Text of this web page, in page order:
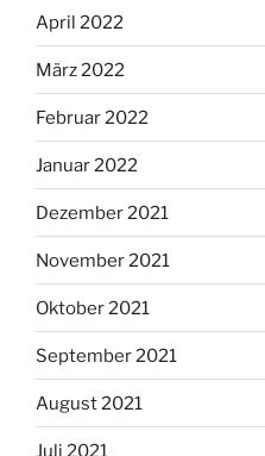
April 2022
März 2022
Februar 2022
Januar 2022
Dezember 2021
November 2021
Oktober 2021
September 2021
August 2021
Juli 2021